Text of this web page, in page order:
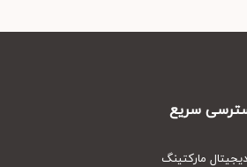
سریع
مارکتینگ